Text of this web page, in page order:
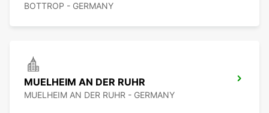
BOTTROP - GERMANY
MUELHEIM AN DER RUHR
MUELHEIM AN DER RUHR - GERMANY